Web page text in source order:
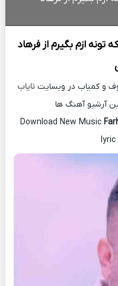
تونه ازم بگیرم ازفرهاد
و کمیاب در وبسایت نایاب
آرشیو آهنگ ها
Download New Music
lyric